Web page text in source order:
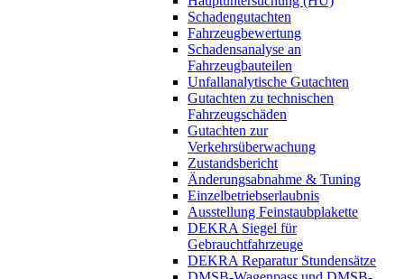
Schadengutachten
Fahrzeugbewertung
Schadensanalyse an
Fahrzeugbauteilen
Unfallanalytische Gutachten
Gutachten zu technischen
Fahrzeugschäden
Gutachten zur
Verkehrsüberwachung
Zustandsbericht
Änderungsabnahme & Tuning
Einzelbetriebserlaubnis
Ausstellung Feinstaubplakette
DEKRA Siegel für
Gebrauchtfahrzeuge
DEKRA Reparatur Stundensätze